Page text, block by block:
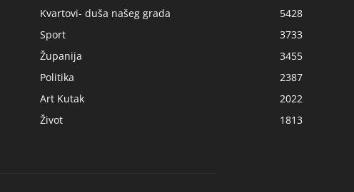
Kvartovi- duša našeg grada
5428
Sport
3733
Županija
3455
Politika
2387
Art Kutak
2022
Život
1813